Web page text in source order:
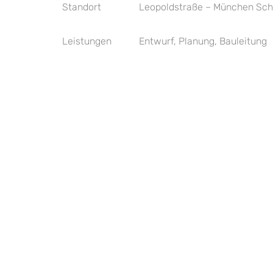
Standort Leopoldstraße – München
Leistungen Entwurf, Planung, Bauleitung